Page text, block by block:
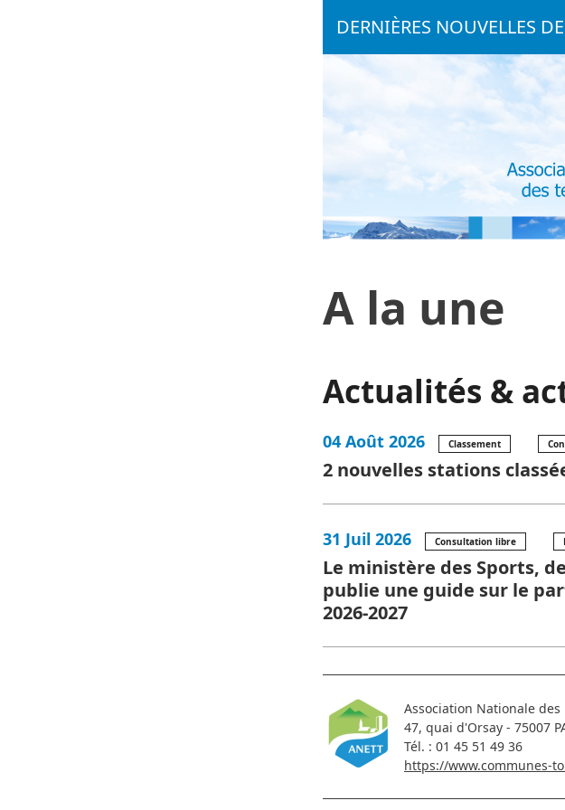
DERNIÈRES NOUVELLES
A la une
Actualités &
04 Août 2026 Classement
2 nouvelles stations
31 Juil 2026 Consultation libre
Le ministère des Sports,
publie une guide sur le
2026-2027
Association Nationale
47, quai d'Orsay - 75007
Tél. : 01 45 51 49 36
https://www.communes-